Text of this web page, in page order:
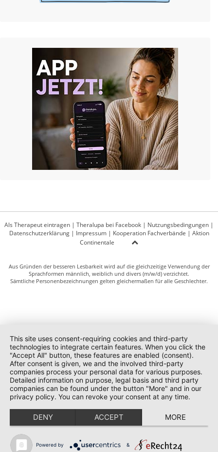
Als Therapeut eintragen | Theralupa bei Facebook | Nutzungsbedingungen |
Datenschutzerklärung| Impressum| Kooperation Fachverbände | Aktion
Continentale
Aus Gründen der besseren Lesbarkeit wird auf die gleichzeitige Verwendung der
Sprachformen männlich, weiblich und divers (m/w/d) verzichtet.
Sämtliche Personenbezeichnungen gelten gleichermaßen für alle Geschlechter.
This site uses consent-requiring cookies and third-party
technologies to integrate certain features. When you click the
"Accept All" button, these features are enabled (consent).
After consent is given, we and the involved third-party
companies process your personal data for various purposes.
Detailed information on purpose, legal basis and third party
companies can be found under the button "More" and in our
privacy policy. You can revoke your consent at any time.
DENY ACCEPT MORE
Powered by &